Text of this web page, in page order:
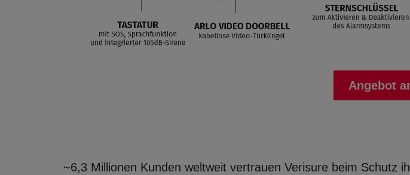
Angebot
~6,3 Millionen Kunden weltweit vertrauen Verisure beim Schutz